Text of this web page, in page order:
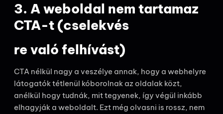
3. A weboldal nem tartamaz
CTA-t (cselekvés
re való felhívást)
CTA nélkül nagy a veszélye annak, hogy a webhelyre
látogatók tétlenül kóborolnak az oldalak közt,
anélkül hogy tudnák, mit tegyenek, így végül inkább
elhagyják a weboldalt. Ezt még olvasni is rossz, nem